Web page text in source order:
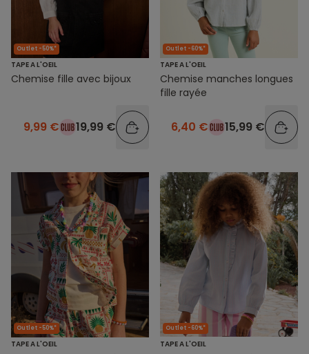
Outlet -50%*
TAPE A L'OEIL
Chemise fille avec bijoux
9,99 € 19,99 €
Outlet -60%*
TAPE A L'OEIL
Chemise manches longues
fille rayée
6,40 € 15,99 €
Outlet -50%*
TAPE A L'OEIL
Outlet -60%*
TAPE A L'OEIL